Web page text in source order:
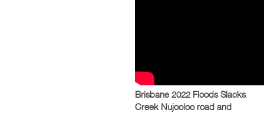
Brisbane 2022 Floods Slacks
Creek Nujooloo road and